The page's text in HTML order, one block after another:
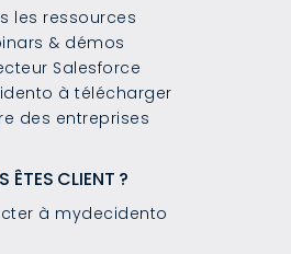
les ressources
& démos
Salesforce
à télécharger
des entreprises
ÊTES CLIENT ?
à mydecidento